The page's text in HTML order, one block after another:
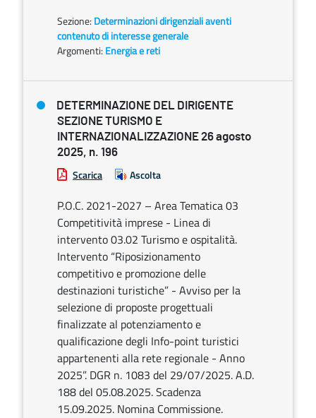
Sezione: Determinazioni dirigenziali aventi
contenuto di interesse generale
Argomenti: Energia e reti
DETERMINAZIONE DEL DIRIGENTE
SEZIONE TURISMO E
INTERNAZIONALIZZAZIONE 26 agosto
2025, n. 196
Scarica Ascolta
P.O.C. 2021-2027 – Area Tematica 03
Competitività imprese - Linea di
intervento 03.02 Turismo e ospitalità.
Intervento “Riposizionamento
competitivo e promozione delle
destinazioni turistiche” - Avviso per la
selezione di proposte progettuali
finalizzate al potenziamento e
qualificazione degli Info-point turistici
appartenenti alla rete regionale - Anno
2025”. DGR n. 1083 del 29/07/2025. A.D.
188 del 05.08.2025. Scadenza
15.09.2025. Nomina Commissione.